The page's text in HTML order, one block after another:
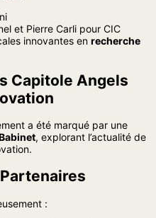
et Pierre Carli pour CIC
innovantes en recherche
Capitole Angels
a été marqué par une
, explorant l’actualité de
: